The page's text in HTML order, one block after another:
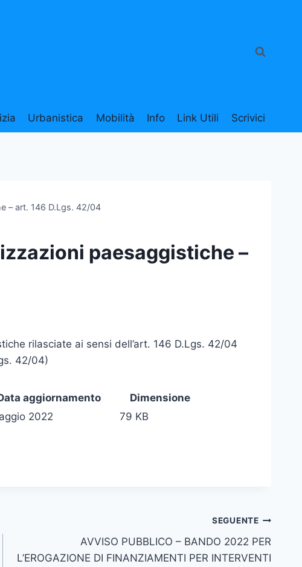
Urbanistica Mobilità Info Link Utili Scrivici
– art. 146 D.Lgs. 42/04
paesaggistiche –
rilasciate ai sensi dell’art. 146 D.Lgs. 42/04
42/04)
aggiornamento
Dimensione
2022 79 KB
SEGUENTE
AVVISO PUBBLICO – BANDO 2022 PER
L’EROGAZIONE DI FINANZIAMENTI PER INTERVENTI